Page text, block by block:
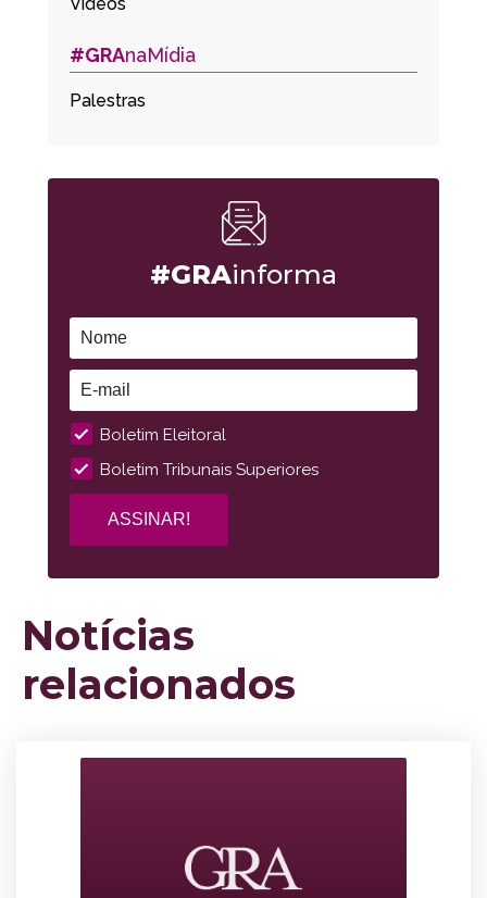
#GRAnaMídia
Palestras
#GRAinforma
Boletim Eleitoral
Boletim Tribunais Superiores
Notícias
relacionados